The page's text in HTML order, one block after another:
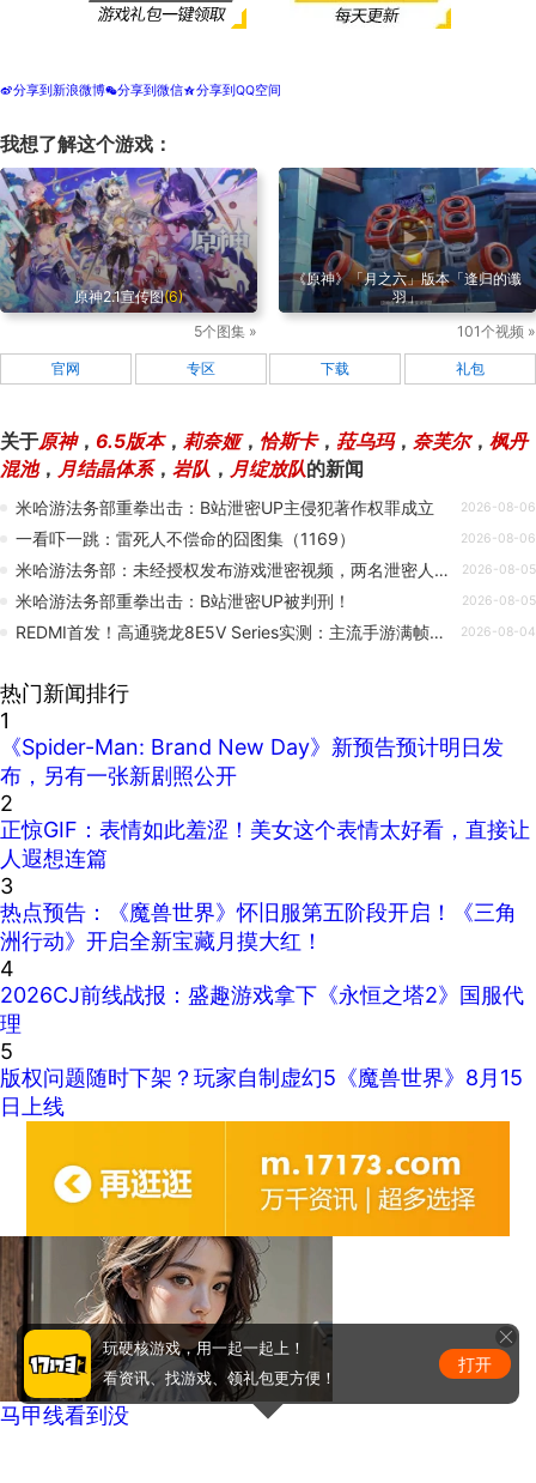
t分享到新浪微博w分享到微信z分享到QQ空间
我想了解这个游戏：
原神2.1宣传图(6)
5个图集 »
《原神》「月之六」版本「逢归的谶
羽」
101个视频 »
官网 专区 下载 礼包
关于原神， 6.5版本， 莉奈娅， 恰斯卡， 菈乌玛， 奈芙尔， 枫丹
混池， 月结晶体系， 岩队 ， 月绽放队的新闻
米哈游法务部重拳出击：B站泄密UP主侵犯著作权罪成立 2026-08-06
一看吓一跳：雷死人不偿命的囧图集（1169） 2026-08-06
米哈游法务部：未经授权发布游戏泄密视频，两名泄密人员被判刑 2026-08-05
米哈游法务部重拳出击：B站泄密UP被判刑！ 2026-08-05
REDMI首发！高通骁龙8E5V Series实测：主流手游满帧运行 神U预定 2026-08-04
热门新闻排行
1
《Spider-Man: Brand New Day》新预告预计明日发
布，另有一张新剧照公开
2
正惊GIF：表情如此羞涩！美女这个表情太好看，直接让
人遐想连篇
3
热点预告：《魔兽世界》怀旧服第五阶段开启！《三角
洲行动》开启全新宝藏月摸大红！
4
2026CJ前线战报：盛趣游戏拿下《永恒之塔2》国服代
理
5
版权问题随时下架？玩家自制虚幻5《魔兽世界》8月15
日上线
马甲线看到没
玩硬核游戏，用一起一起上！
看资讯、找游戏、领礼包更方便！
打开